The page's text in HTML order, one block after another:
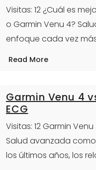
Visitas: 12 ¿Cuál es
o Garmin Venu 4?
enfoque cada vez
Read More
Garmin Venu 4
ECG
Visitas: 12 Garmin
Salud avanzada
los últimos años, los